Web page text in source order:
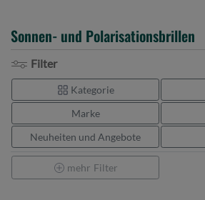
Sonnen- und Polarisationsbrillen
Filter
Kategorie
Marke
Neuheiten und Angebote
mehr Filter